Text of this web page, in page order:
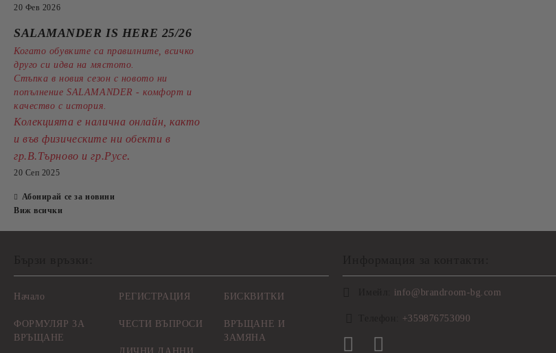
20 Фев 2026
SALAMANDER IS HERE 25/26
Когато обувките са правилните, всичко
друго си идва на мястото.
Стъпка в новия сезон с новото ни
попълнение SALAMANDER - комфорт и
качество с история.
Колекцията е налична онлайн, както
и във физическите ни обекти в
гр.В.Търново и гр.Русе.
20 Сеп 2025
Абонирай се за новини
Виж всички
Начало
ФОРМУЛЯР ЗА
ВРЪЩАНЕ
РЕГИСТРАЦИЯ
ЧЕСТИ ВЪПРОСИ
БИСКВИТКИ
ВРЪЩАНЕ И
ЗАМЯНА
info@brandroom-bg.com
+359876753090